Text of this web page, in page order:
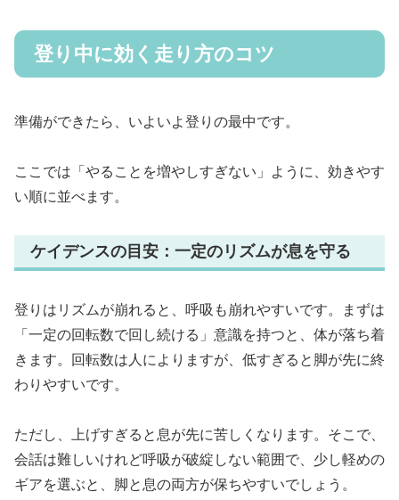
登り中に効く走り方のコツ
準備ができたら、いよいよ登りの最中です。
ここでは「やることを増やしすぎない」ように、効きやす
い順に並べます。
ケイデンスの目安：一定のリズムが息を守る
登りはリズムが崩れると、呼吸も崩れやすいです。まずは
「一定の回転数で回し続ける」意識を持つと、体が落ち着
きます。回転数は人によりますが、低すぎると脚が先に終
わりやすいです。
ただし、上げすぎると息が先に苦しくなります。そこで、
会話は難しいけれど呼吸が破綻しない範囲で、少し軽めの
ギアを選ぶと、脚と息の両方が保ちやすいでしょう。